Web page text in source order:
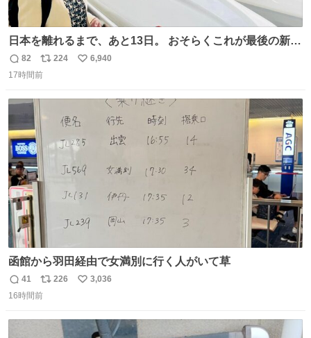
日本を離れるまで、あと13日。 おそらくこれが最後の新幹
線。駅弁には、お気に入りのうな重を。 残念ながら、富士
山は今回も雲の中でした（やっぱり！）。 #私の好きな日
返
信
82
リ
ポ
ト
数
224
い
6,940
17時間前
函館から羽田経由で女満別に行く人がいて草
返
信
41
リ
ポ
226
い
3,036
16時間前